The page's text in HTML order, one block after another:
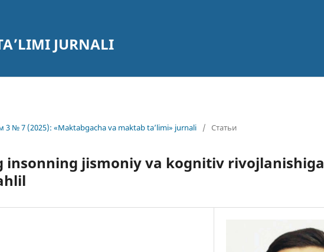
JURNALI
3 № 7 (2025): «Maktabgacha va maktab ta’limi» jurnali / Статьи
insonning jismoniy va kognitiv rivojlanishiga